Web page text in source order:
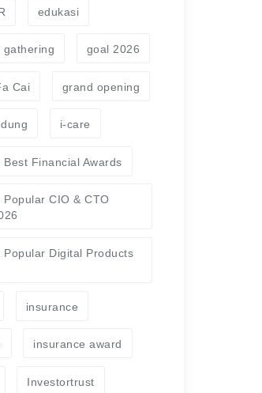
edukasi
gathering goal 2026
Cai grand opening
i-care
Best Financial Awards
Popular CIO & CTO
Popular Digital Products
insurance
insurance award
Investortrust